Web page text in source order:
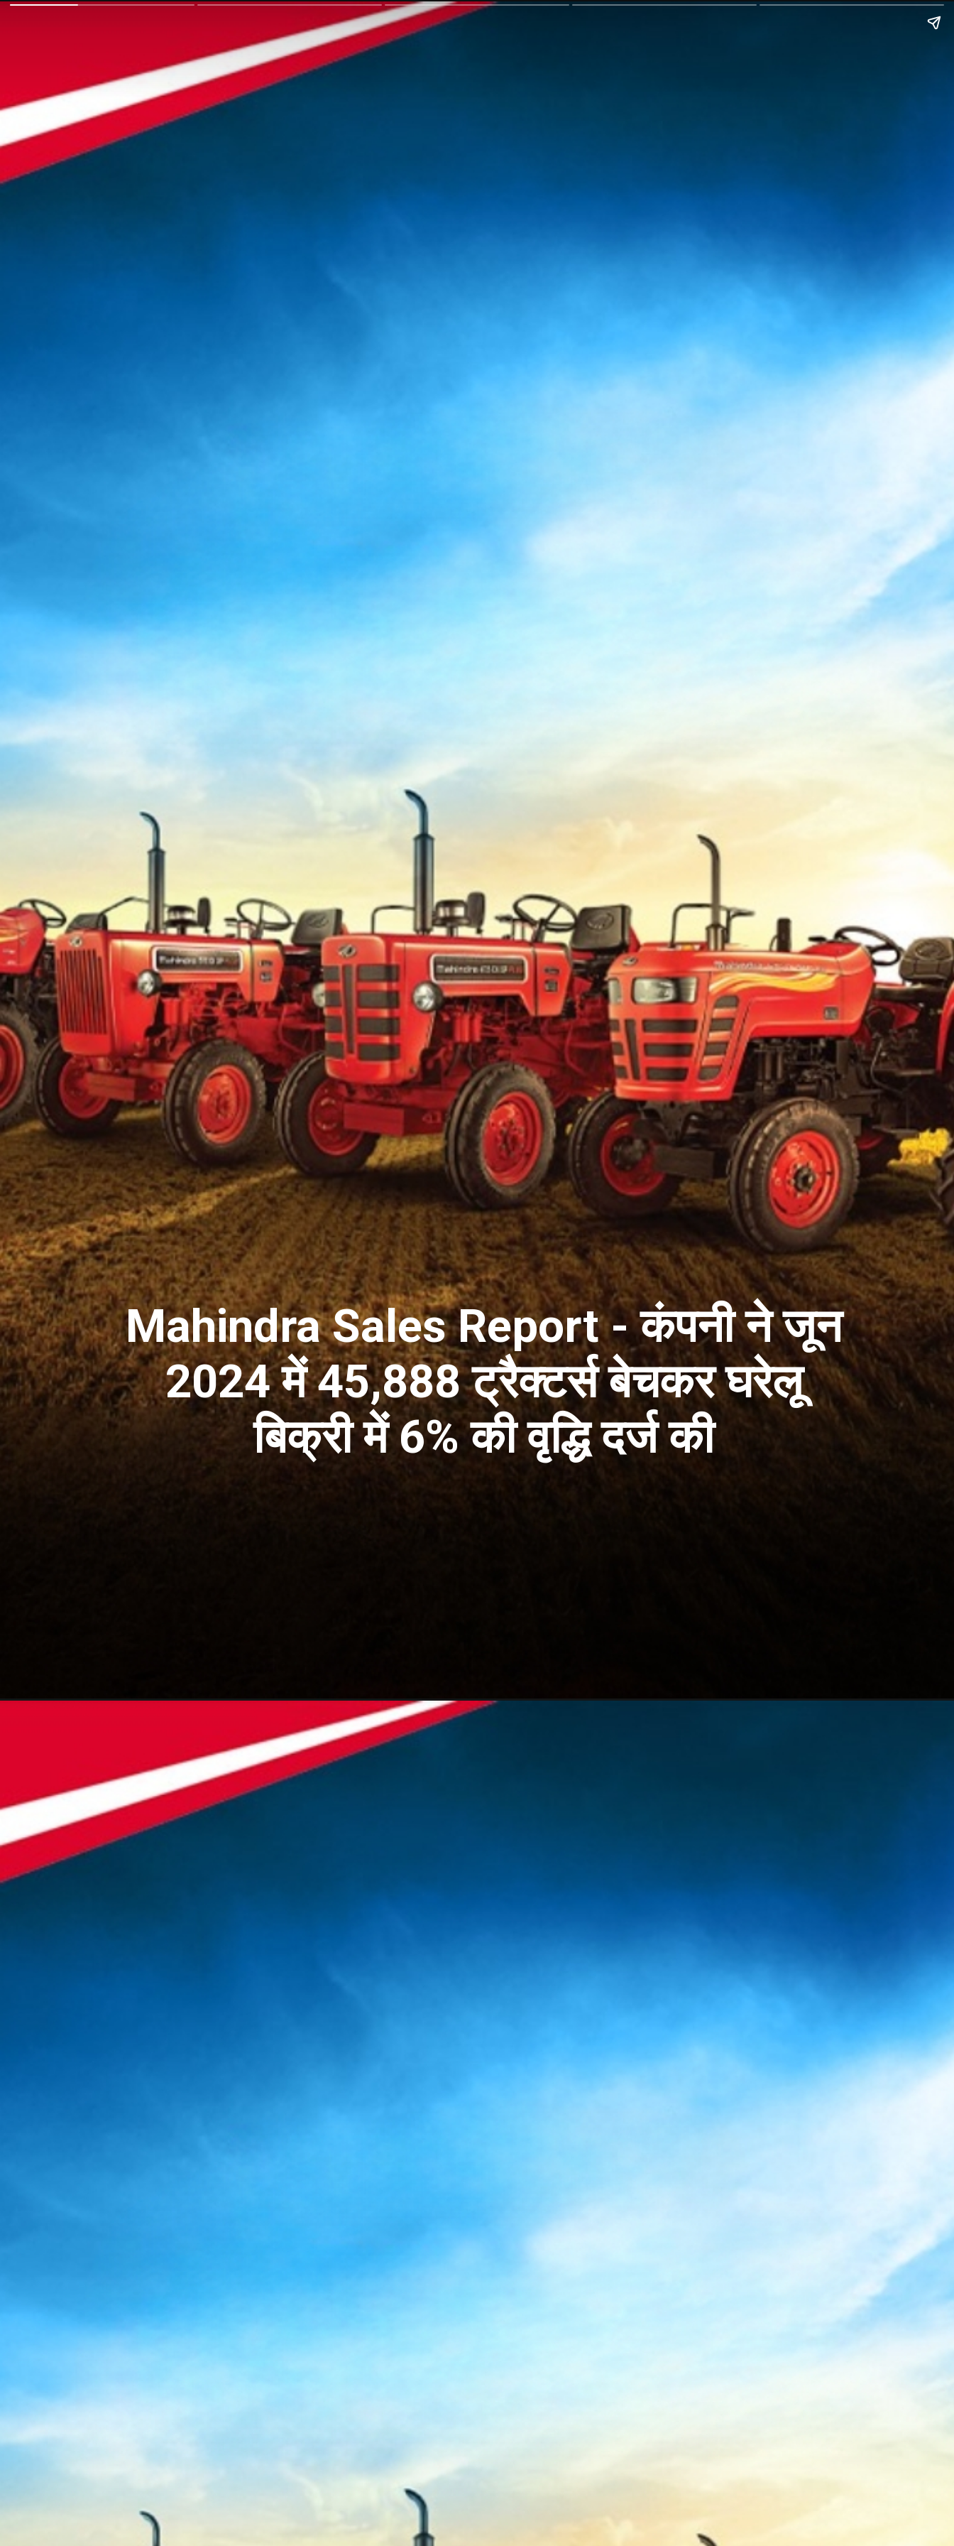
Mahindra Sales Report - कंपनी ने जून
2024 में 45,888 ट्रैक्टर्स बेचकर घरेलू
बिक्री में 6% की वृद्धि दर्ज की